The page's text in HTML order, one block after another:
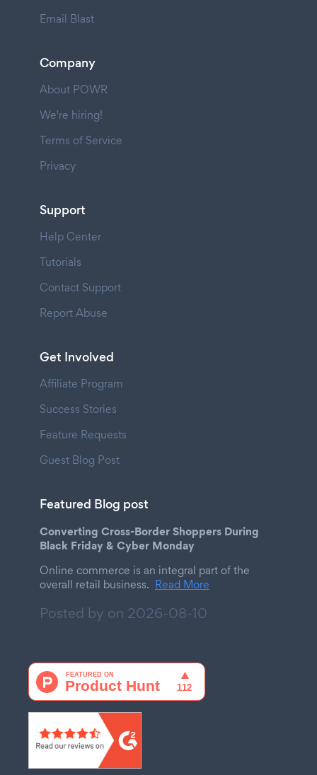
Email Blast
Company
About POWR
We're hiring!
Terms of Service
Privacy
Support
Help Center
Tutorials
Contact Support
Report Abuse
Get Involved
Affiliate Program
Success Stories
Feature Requests
Guest Blog Post
Featured Blog post
Converting Cross-Border Shoppers During
Black Friday & Cyber Monday
Online commerce is an integral part of the
overall retail business. Read More
Posted by on 2026-08-10